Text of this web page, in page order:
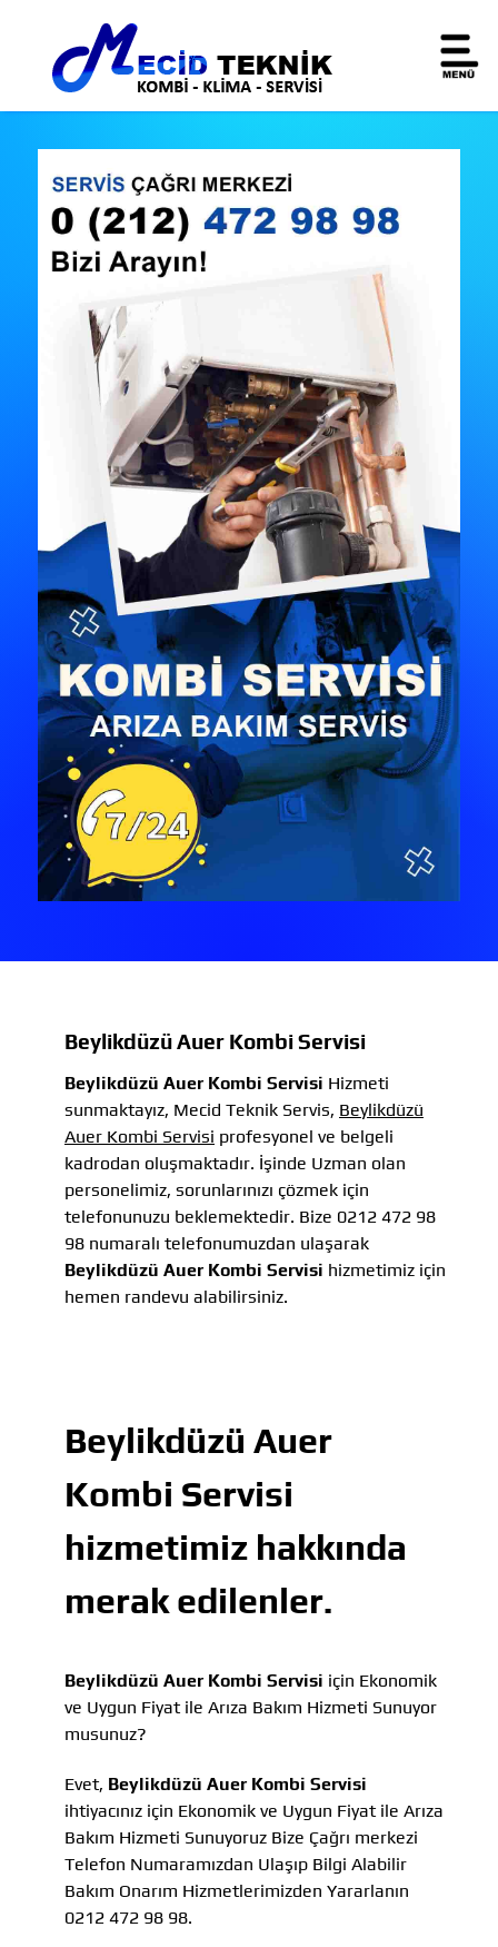
Beylikdüzü Auer Kombi Servisi
Beylikdüzü Auer Kombi Servisi Hizmeti
sunmaktayız, Mecid Teknik Servis, Beylikdüzü
Auer Kombi Servisi profesyonel ve belgeli
kadrodan oluşmaktadır. İşinde Uzman olan
personelimiz, sorunlarınızı çözmek için
telefonunuzu beklemektedir. Bize 0212 472 98
98 numaralı telefonumuzdan ulaşarak
Beylikdüzü Auer Kombi Servisi hizmetimiz için
hemen randevu alabilirsiniz.
Beylikdüzü Auer
Kombi Servisi
hizmetimiz hakkında
merak edilenler.
Beylikdüzü Auer Kombi Servisi için Ekonomik
ve Uygun Fiyat ile Arıza Bakım Hizmeti Sunuyor
musunuz?
Evet, Beylikdüzü Auer Kombi Servisi
ihtiyacınız için Ekonomik ve Uygun Fiyat ile Arıza
Bakım Hizmeti Sunuyoruz Bize Çağrı merkezi
Telefon Numaramızdan Ulaşıp Bilgi Alabilir
Bakım Onarım Hizmetlerimizden Yararlanın
0212 472 98 98.